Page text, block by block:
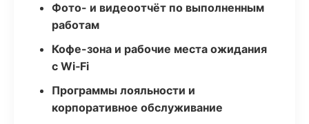
Фото- и видеоотчёт по выполненным
работам
Кофе-зона и рабочие места ожидания
с Wi‑Fi
Программы лояльности и
корпоративное обслуживание